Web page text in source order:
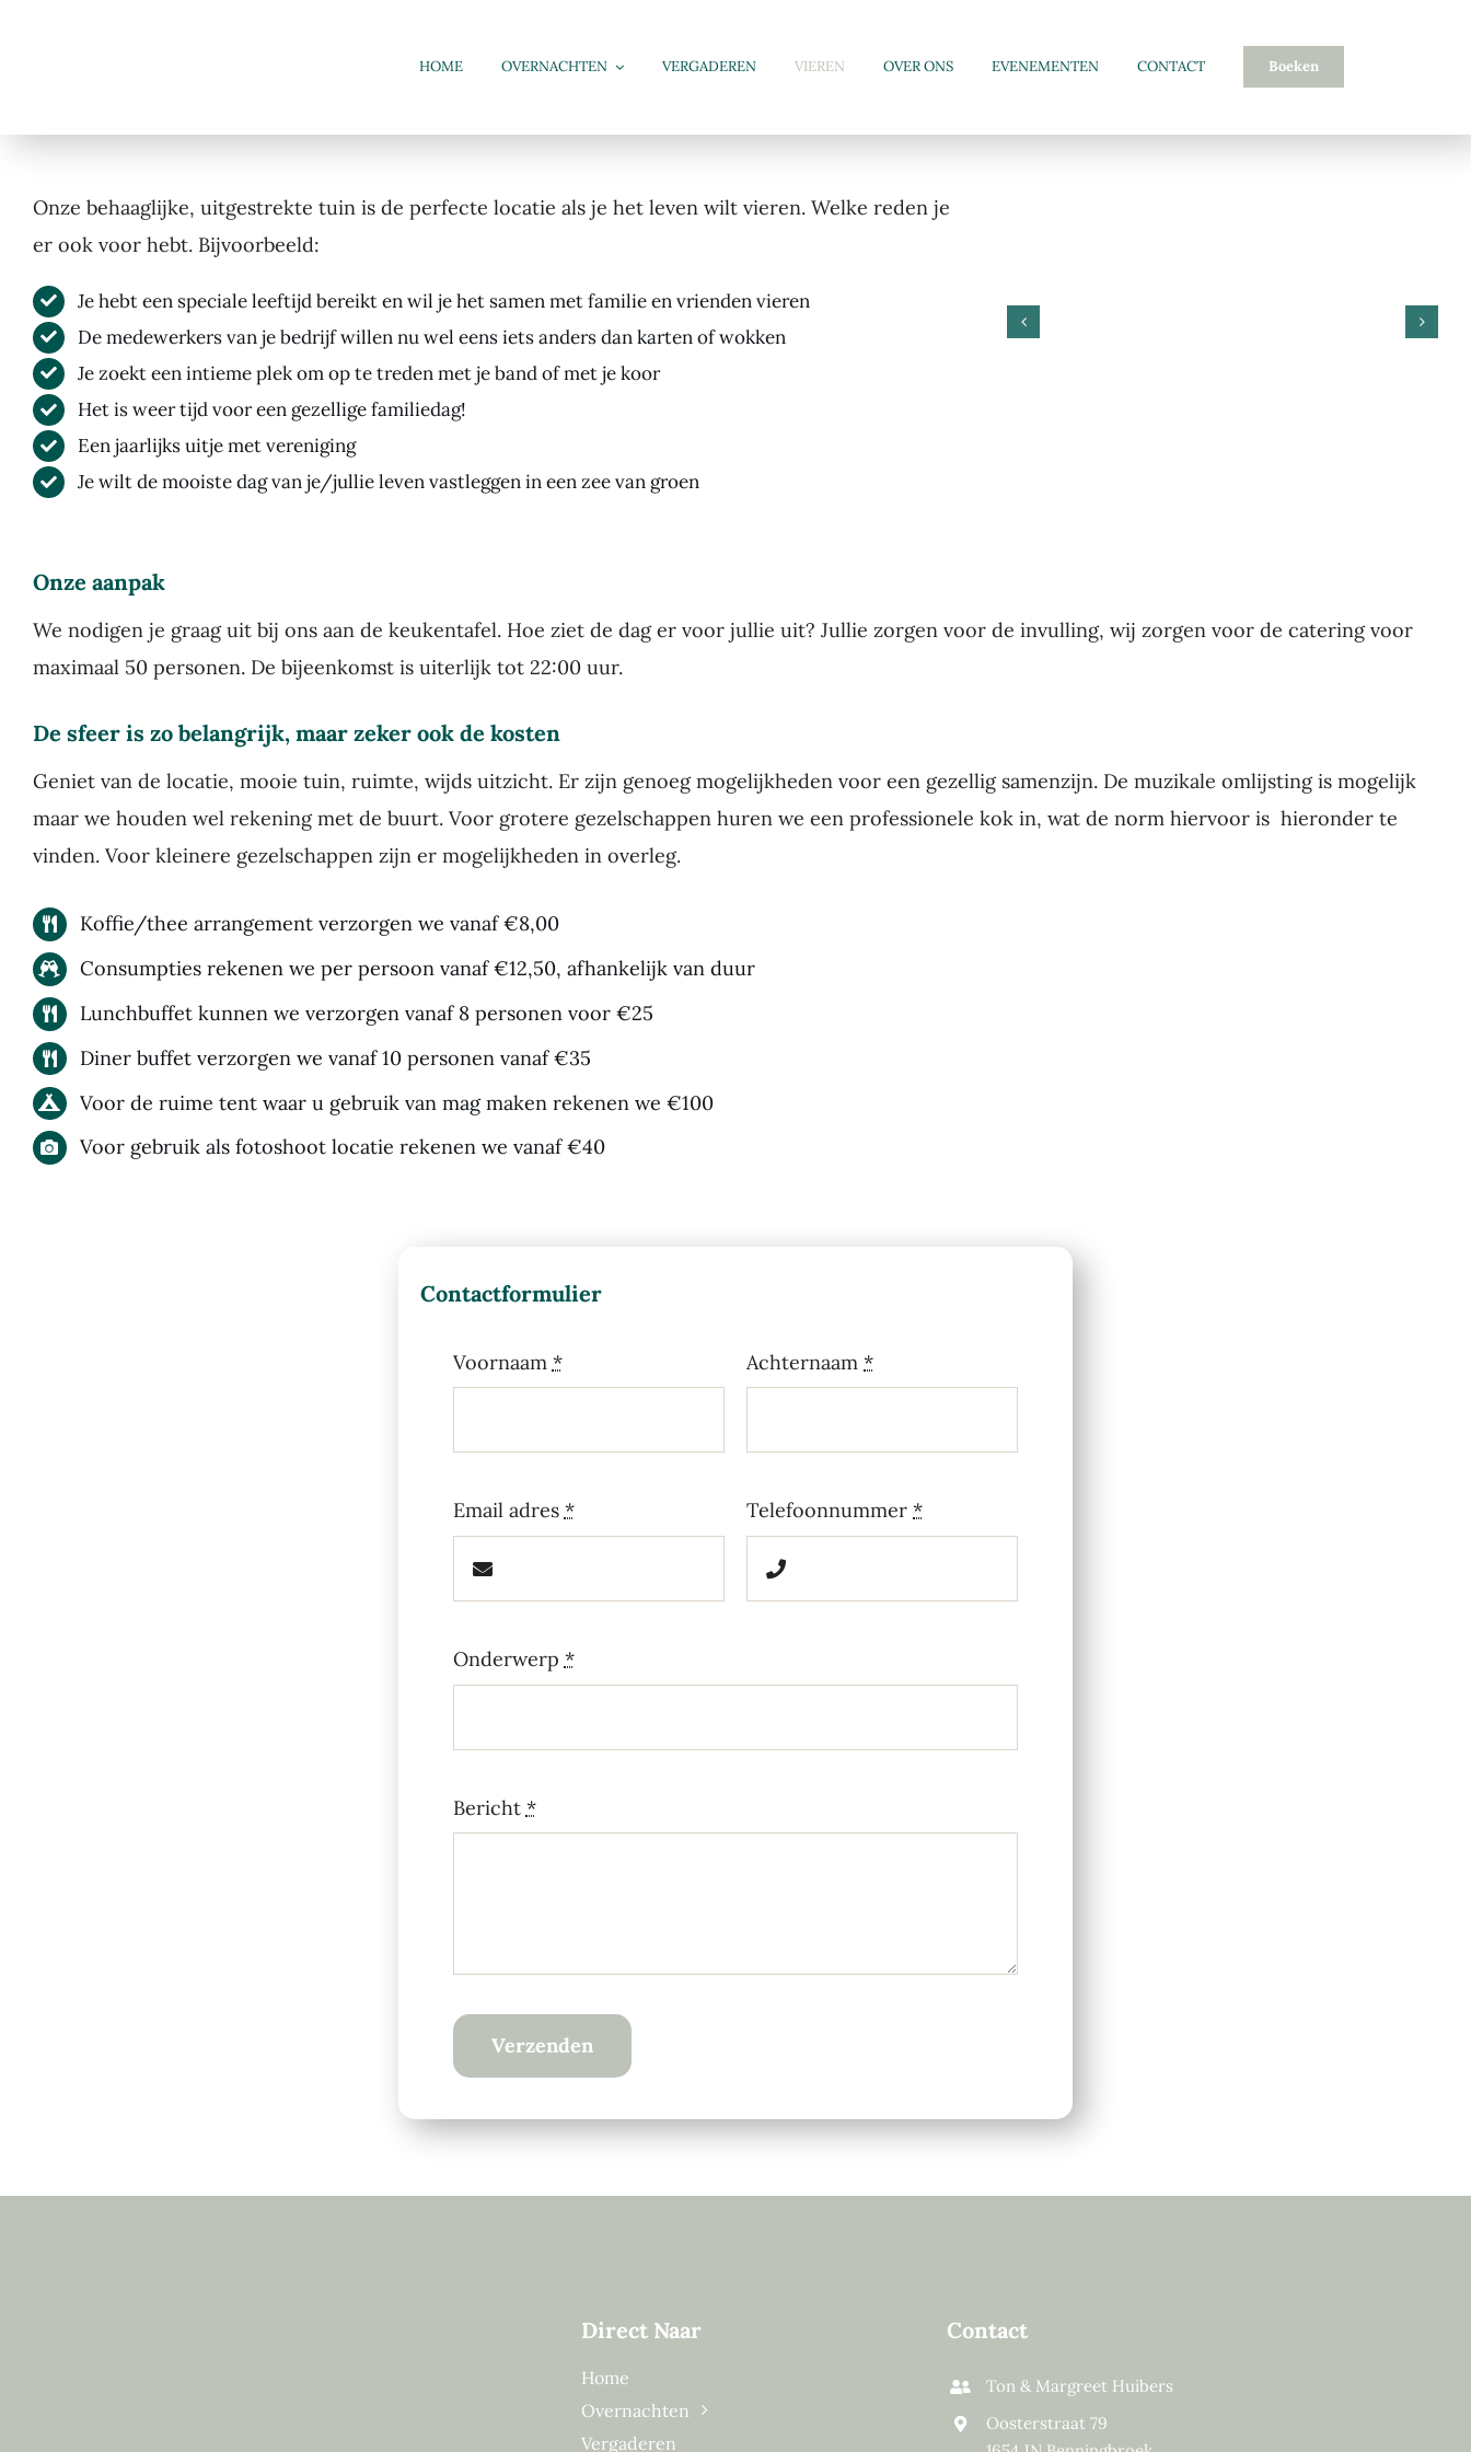
HOME OVERNACHTEN VERGADEREN VIEREN OVER ONS EVENEMENTEN CONTACT Boeken
Onze behaaglijke, uitgestrekte tuin is de perfecte locatie als je het leven wilt vieren. Welke reden je
er ook voor hebt. Bijvoorbeeld:
Je hebt een speciale leeftijd bereikt en wil je het samen met familie en vrienden vieren
De medewerkers van je bedrijf willen nu wel eens iets anders dan karten of wokken
Je zoekt een intieme plek om op te treden met je band of met je koor
Het is weer tijd voor een gezellige familiedag!
Een jaarlijks uitje met vereniging
Je wilt de mooiste dag van je/jullie leven vastleggen in een zee van groen
Onze aanpak
We nodigen je graag uit bij ons aan de keukentafel. Hoe ziet de dag er voor jullie uit? Jullie zorgen voor de invulling, wij zorgen voor de catering voor
maximaal 50 personen. De bijeenkomst is uiterlijk tot 22:00 uur.
De sfeer is zo belangrijk, maar zeker ook de kosten
Geniet van de locatie, mooie tuin, ruimte, wijds uitzicht. Er zijn genoeg mogelijkheden voor een gezellig samenzijn. De muzikale omlijsting is mogelijk
maar we houden wel rekening met de buurt. Voor grotere gezelschappen huren we een professionele kok in, wat de norm hiervoor is hieronder te
vinden. Voor kleinere gezelschappen zijn er mogelijkheden in overleg.
Koffie/thee arrangement verzorgen we vanaf €8,00
Consumpties rekenen we per persoon vanaf €12,50, afhankelijk van duur
Lunchbuffet kunnen we verzorgen vanaf 8 personen voor €25
Diner buffet verzorgen we vanaf 10 personen vanaf €35
Voor de ruime tent waar u gebruik van mag maken rekenen we €100
Voor gebruik als fotoshoot locatie rekenen we vanaf €40
Contactformulier
Voornaam *
Email adres *
Achternaam*
Telefoonnummer*
Onderwerp *
Bericht *
Verzenden
Direct Naar
Home
Overnachten
Vergaderen
Contact
Ton & Margreet Huibers
Oosterstraat 79